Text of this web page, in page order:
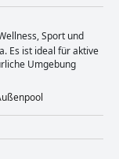
Sport und
Es ist ideal für aktive
Umgebung